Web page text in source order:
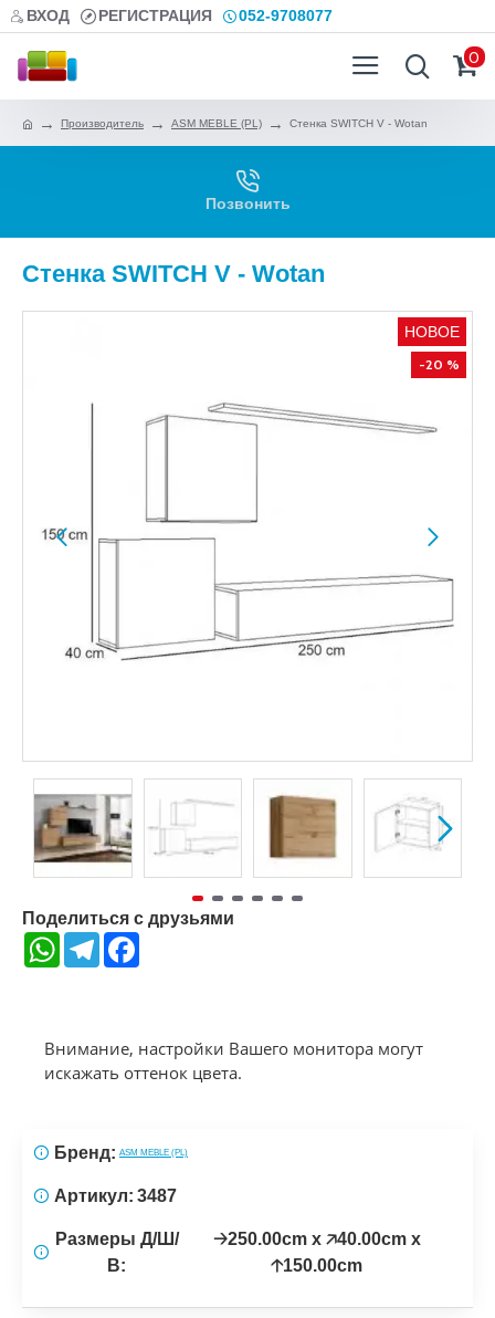
ВХОД РЕГИСТРАЦИЯ 052-9708077
0
Производитель ASM MEBLE (PL) Стенка SWITCH V - Wotan
Позвонить
Стенка SWITCH V - Wotan
НОВОЕ
-20 %
Поделиться с друзьями
WhatsAppTelegram
Внимание, настройки Вашего монитора могут
искажать оттенок цвета.
Бренд: ASM MEBLE (PL)
Артикул: 3487
Размеры Д/Ш/
В:
🡢250.00cm x 🡥40.00cm x
🡡150.00cm